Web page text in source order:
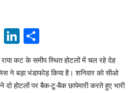
Telegram
LinkedIn
कट के समीप स्थित होटलों में चल रहे देह
ने बड़ा भंडाफोड़ किया है। शनिवार को सीओ
होटलों पर बैक-टू-बैक छापेमारी करते हुए भारी